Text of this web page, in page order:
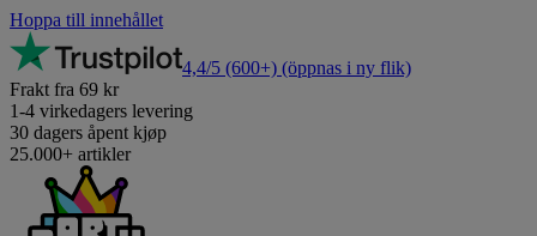
Hoppa till innehållet
4,4/5 (600+) (öppnas i ny flik)
Frakt fra 69 kr
1-4 virkedagers levering
30 dagers åpent kjøp
25.000+ artikler